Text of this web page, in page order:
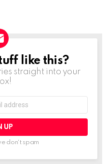
like this?
straight into your
don't spam